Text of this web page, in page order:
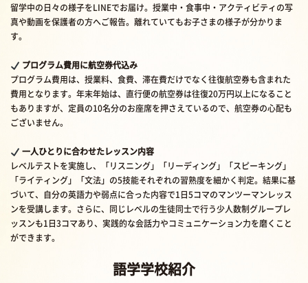
留学中の日々の様子をLINEでお届け。授業中・食事中・アクティビティの写
真や動画を保護者の方へご報告。離れていてもお子さまの様子が分かりま
す。
プログラム費用に航空券代込み
プログラム費用は、授業料、食費、滞在費だけでなく往復航空券も含まれた
費用となります。年末年始は、直行便の航空券は往復20万円以上になること
もありますが、定員の10名分のお座席を押さえているので、航空券の心配も
ございません。
一人ひとりに合わせたレッスン内容
レベルテストを実施し、「リスニング」「リーディング」「スピーキング」
「ライティング」「文法」の5技能それぞれの習熟度を細かく判定。結果に基
づいて、自分の英語力や弱点に合った内容で1日5コマのマンツーマンレッス
ンを受講します。さらに、同じレベルの生徒同士で行う少人数制グループレ
ッスンも1日3コマあり、実践的な会話力やコミュニケーション力を磨くこと
ができます。
語学学校紹介